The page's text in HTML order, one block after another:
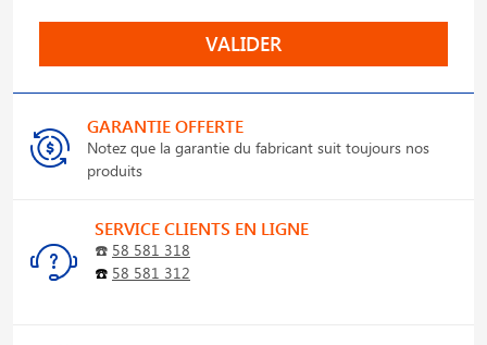
VALIDER
GARANTIE OFFERTE
Notez que la garantie du fabricant suit toujours nos
produits
SERVICE CLIENTS EN LIGNE
☎️ 58 581 318
☎️ 58 581 312